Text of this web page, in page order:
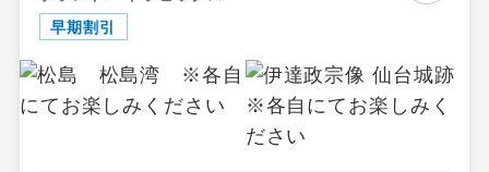
早期割引